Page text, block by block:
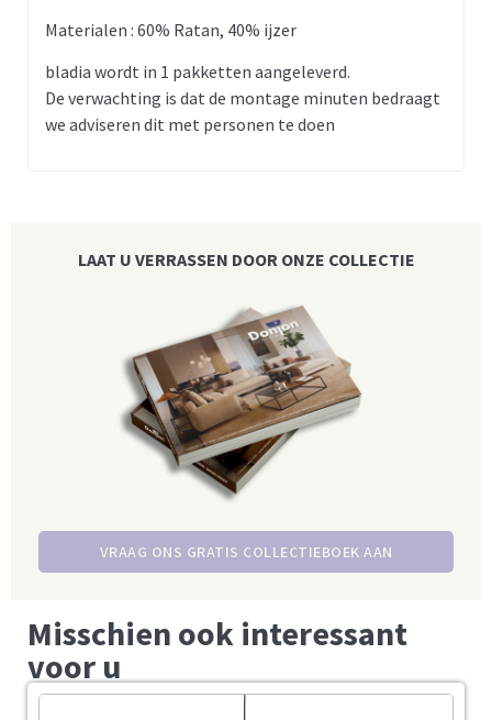
Materialen : 60% Ratan, 40% ijzer
bladia wordt in 1 pakketten aangeleverd.
De verwachting is dat de montage minuten bedraagt
we adviseren dit met personen te doen
LAAT U VERRASSEN DOOR ONZE COLLECTIE
VRAAG ONS GRATIS COLLECTIEBOEK AAN
Misschien ook interessant
voor u